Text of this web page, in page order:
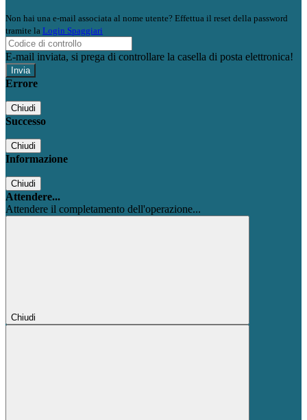
Non hai una e-mail associata al nome utente? Effettua il reset della password
tramite la Login Spaggiari
E-mail inviata, si prega di controllare la casella di posta elettronica!
Errore
Chiudi
Successo
Chiudi
Informazione
Chiudi
Attendere...
Attendere il completamento dell'operazione...
Chiudi